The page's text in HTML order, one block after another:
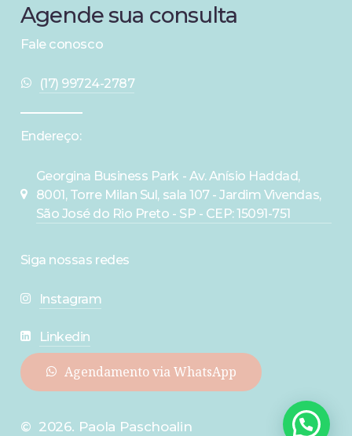
Agendesua consulta
Fale conosco
(17) 99724-2787
Endereço:
Georgina Business Park - Av. Anísio Haddad,
8001, Torre Milan Sul, sala 107 - Jardim Vivendas,
São José do Rio Preto - SP - CEP: 15091-751
Siga nossas redes
Instagram
Linkedin
Agendamento via WhatsApp
© 2026. Paola Paschoalin